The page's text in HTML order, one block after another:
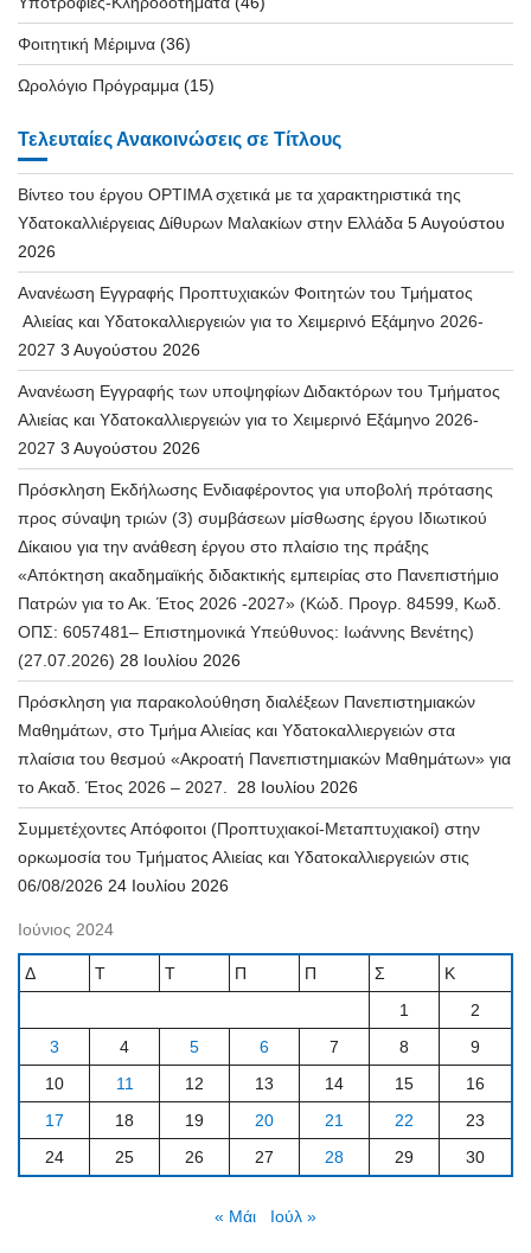
Φοιτητική Μέριμνα (36)
Ωρολόγιο Πρόγραμμα (15)
Τελευταίες Ανακοινώσεις σε Τίτλους
Βίντεο του έργου OPTIMA σχετικά με τα χαρακτηριστικά της
Υδατοκαλλιέργειας Δίθυρων Μαλακίων στην Ελλάδα 5 Αυγούστου
2026
Ανανέωση Εγγραφής Προπτυχιακών Φοιτητών του Τμήματος
Αλιείας και Υδατοκαλλιεργειών για το Χειμερινό Εξάμηνο 2026-
2027 3 Αυγούστου 2026
Ανανέωση Εγγραφής των υποψηφίων Διδακτόρων του Τμήματος
Αλιείας και Υδατοκαλλιεργειών για το Χειμερινό Εξάμηνο 2026-
2027 3 Αυγούστου 2026
Πρόσκληση Εκδήλωσης Ενδιαφέροντος για υποβολή πρότασης
προς σύναψη τριών (3) συμβάσεων μίσθωσης έργου Ιδιωτικού
Δίκαιου για την ανάθεση έργου στο πλαίσιο της πράξης
«Απόκτηση ακαδημαϊκής διδακτικής εμπειρίας στο Πανεπιστήμιο
Πατρών για το Ακ. Έτος 2026 -2027» (Κώδ. Προγρ. 84599, Κωδ.
ΟΠΣ: 6057481– Επιστημονικά Υπεύθυνος: Ιωάννης Βενέτης)
(27.07.2026) 28 Ιουλίου 2026
Πρόσκληση για παρακολούθηση διαλέξεων Πανεπιστημιακών
Μαθημάτων, στο Τμήμα Αλιείας και Υδατοκαλλιεργειών στα
πλαίσια του θεσμού «Ακροατή Πανεπιστημιακών Μαθημάτων» για
το Ακαδ. Έτος 2026 – 2027.
28 Ιουλίου 2026
Συμμετέχοντες Απόφοιτοι (Προπτυχιακοί-Μεταπτυχιακοί) στην
ορκωμοσία του Τμήματος Αλιείας και Υδατοκαλλιεργειών στις
06/08/2026 24 Ιουλίου 2026
Ιούνιος 2024
Δ Τ Τ Π Π Σ
Κ
1
2
3
4 5 6 7 8
9
10
11 12 13 14 15
16
17
18 19 20 21 22
23
24
25 26 27 28 29 30
« Μάι Ιούλ »